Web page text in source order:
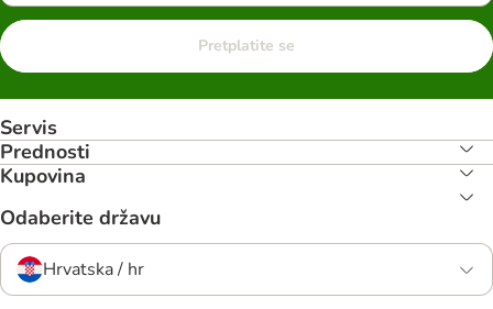
Pretplatite se
Servis
Prednosti
Kupovina
Odaberite državu
Hrvatska / hr